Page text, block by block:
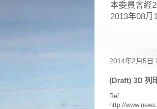
本委員會經
2013年08月
2014年2月5日
(Draft) 3D 列
Ref:
http://